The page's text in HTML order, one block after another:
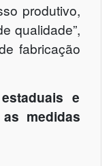
produtivo,
qualidade”,
fabricação
e
medidas